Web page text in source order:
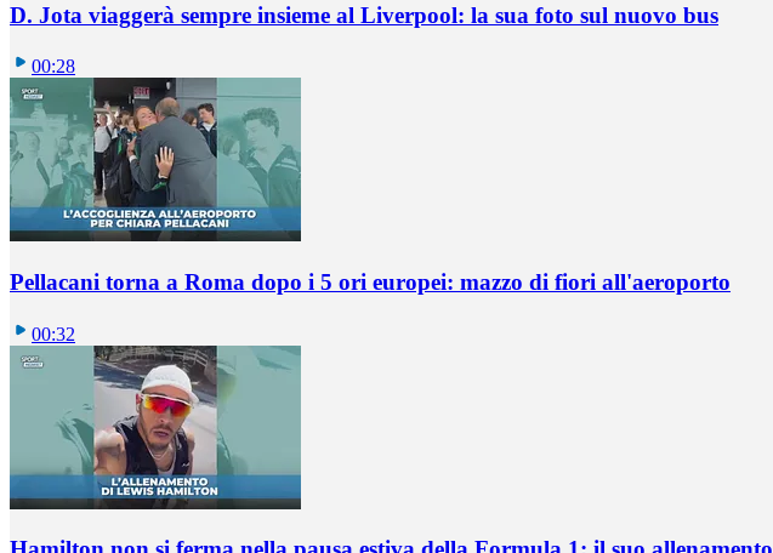
D. Jota viaggerà sempre insieme al Liverpool: la sua foto sul nuovo bus
00:28
Pellacani torna a Roma dopo i 5 ori europei: mazzo di fiori all'aeroporto
00:32